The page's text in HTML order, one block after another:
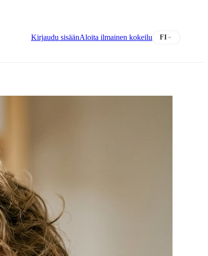
Kirjaudu sisäänAloita ilmainen kokeilu FI